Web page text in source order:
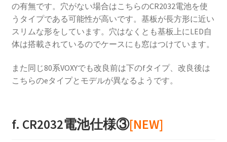
の有無です。穴がない場合はこちらのCR2032電池を使
うタイプである可能性が高いです。基板が長方形に近い
スリムな形をしています。穴はなくとも基板上にLED自
体は搭載されているのでケースにも窓はつけています。
また同じ80系VOXYでも改良前は下のfタイプ、改良後は
こちらのeタイプとモデルが異なるようです。
f. CR2032電池仕様③[NEW]